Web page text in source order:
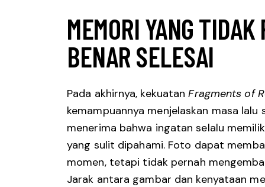
MEMORI YANG
BENAR SELESAI
Pada akhirnya, kekuatanFragments of
kemampuannya menjelaskan masa
menerima bahwa ingatan selalu
yang sulit dipahami. Foto dapat
momen, tetapi tidak pernah
Jarak antara gambar dan kenyataan